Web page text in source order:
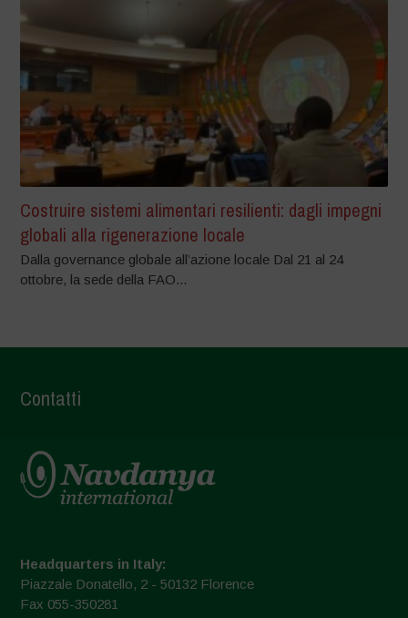
Costruire sistemi alimentari resilienti: dagli impegni
globali alla rigenerazione locale
Dalla governance globale all’azione locale Dal 21 al 24
ottobre, la sede della FAO...
Contatti
Headquarters in Italy:
Piazzale Donatello, 2 - 50132 Florence
Fax 055-350281